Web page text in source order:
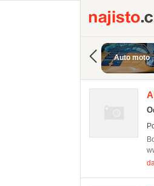
Auto moto